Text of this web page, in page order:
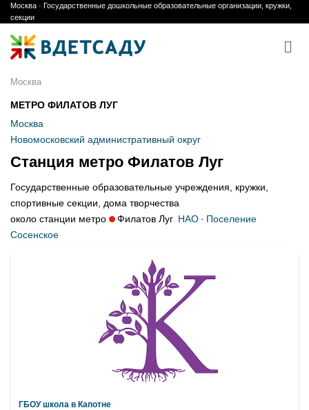
Skip
to
content
Москва · Государственные дошкольные образовательные организации, кружки,
секции
Москва
МЕТРО ФИЛАТОВ ЛУГ
Москва
Новомосковский административный округ
Станция метро Филатов Луг
Государственные образовательные учреждения, кружки,
спортивные секции, дома творчества
около станции метро
Филатов Луг НАО· Поселение
Сосенское
ГБОУ школа в Капотне